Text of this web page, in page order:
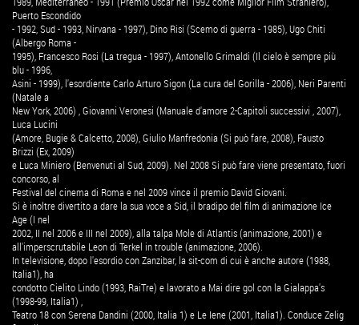
Puerto Escondido
- 1992, Sud - 1993, Nirvana - 1997), Dino Risi (Scemo di guerra - 1985), Ugo Chiti
(Albergo Roma -
1995), Francesco Rosi (La tregua - 1997), Antonello Grimaldi (Il cielo è sempre più
blu - 1996,
Asini - 1999), l'esordiente Carlo Arturo Sigon (La cura del Gorilla - 2006), Neri Parenti
(Natale a
New York, 2006) , Giovanni Veronesi (Manuale d'amore 2-Capitoli successivi , 2007),
Luca Lucini
(Amore, Bugie & Calcetto, 2008), Giulio Manfredonia (Si può fare, 2008), Fausto
Brizzi (Ex, 2009)
e Luca Miniero (Benvenuti al Sud, 2009). Nel 2008 Si può fare viene presentato, fuori
concorso, al
Festival del cinema di Roma e nel 2009 vince il premio David Giovani.
Si è inoltre divertito a dare la sua voce a Sid, il bradipo del film di animazione Ice
Age (I nel
2002, II nel 2006 e III nel 2009), alla talpa Mole di Atlantis (animazione, 2001) e
all'imperscrutabile Leon di Terkel in trouble (animazione, 2006).
In televisione, dopo l'esordio con Zanzibar, la sit-com di cui è anche autore (1988,
Italia1), ha
condotto Cielito Lindo (1993, RaiTre) e lavorato a Mai dire gol con la Gialappa's
(1998-99, Italia1) ,
Teatro 18 con Serena Dandini (2000, Italia 1) e Le Iene (2001, Italia1). Conduce Zelig